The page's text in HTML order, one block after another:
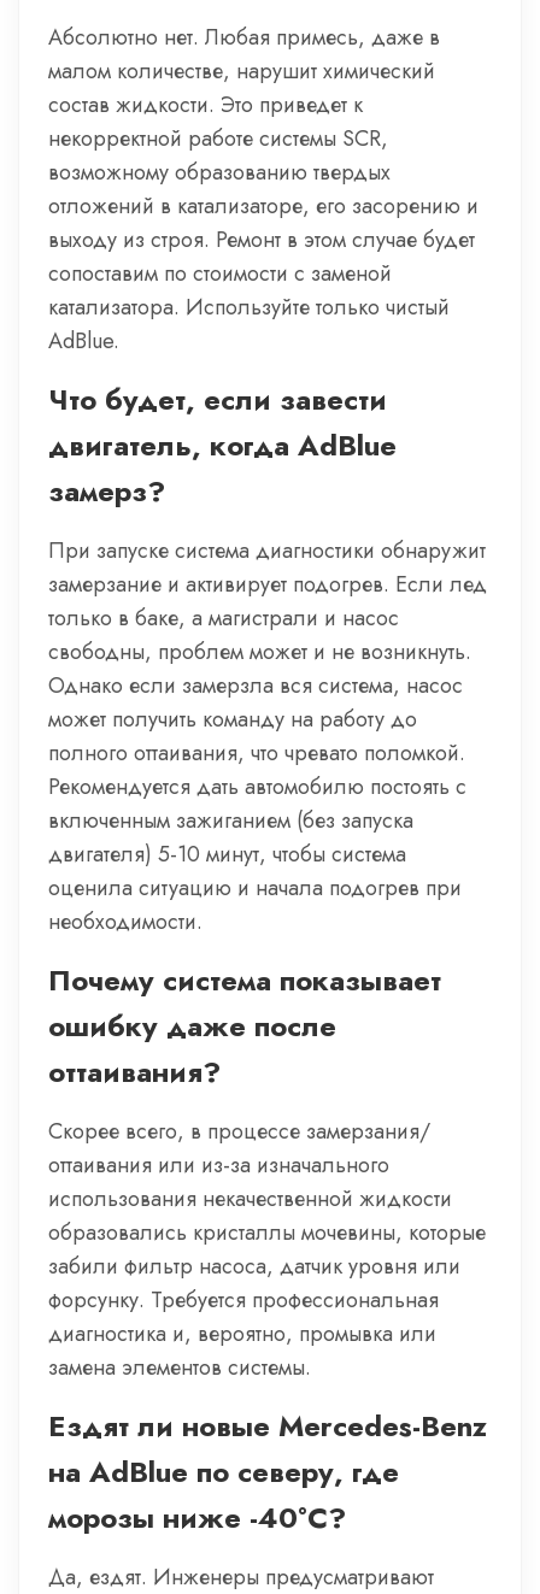
Абсолютно нет. Любая примесь, даже в
малом количестве, нарушит химический
состав жидкости. Это приведет к
некорректной работе системы SCR,
возможному образованию твердых
отложений в катализаторе, его засорению и
выходу из строя. Ремонт в этом случае будет
сопоставим по стоимости с заменой
катализатора. Используйте только чистый
AdBlue.
Что будет, если завести
двигатель, когда AdBlue
замерз?
При запуске система диагностики обнаружит
замерзание и активирует подогрев. Если лед
только в баке, а магистрали и насос
свободны, проблем может и не возникнуть.
Однако если замерзла вся система, насос
может получить команду на работу до
полного оттаивания, что чревато поломкой.
Рекомендуется дать автомобилю постоять с
включенным зажиганием (без запуска
двигателя) 5-10 минут, чтобы система
оценила ситуацию и начала подогрев при
необходимости.
Почему система показывает
ошибку даже после
оттаивания?
Скорее всего, в процессе замерзания/
оттаивания или из-за изначального
использования некачественной жидкости
образовались кристаллы мочевины, которые
забили фильтр насоса, датчик уровня или
форсунку. Требуется профессиональная
диагностика и, вероятно, промывка или
замена элементов системы.
Ездят ли новые Mercedes-Benz
на AdBlue по северу, где
морозы ниже -40°C?
Да, ездят. Инженеры предусматривают